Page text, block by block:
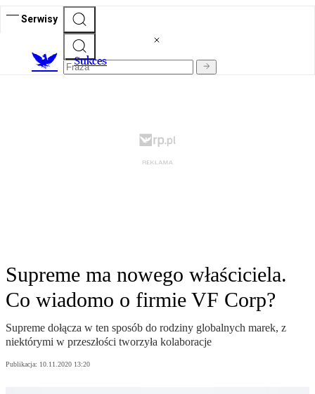
Serwisy
Sukces
Supreme ma nowego właściciela.
Co wiadomo o firmie VF Corp?
Supreme dołącza w ten sposób do rodziny globalnych marek, z
niektórymi w przeszłości tworzyła kolaboracje
Publikacja: 10.11.2020 13:20